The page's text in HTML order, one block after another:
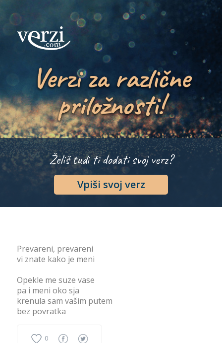
Verzi za različne
priložnosti!
Želiš tudi ti dodati svoj verz?
Vpiši svoj verz
Prevareni, prevareni
vi znate kako je meni
Opekle me suze vase
pa i meni oko sja
krenula sam vašim putem
bez povratka
0